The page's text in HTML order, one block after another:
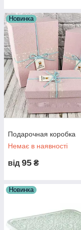
Новинка
Подарочная коробка
Немає в наявності
від 95 ₴
Новинка